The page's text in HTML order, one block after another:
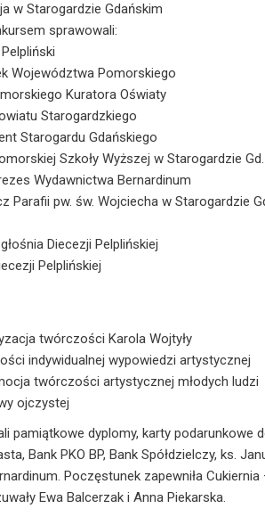
w Starogardzie Gdańskim
sprawowali:
Województwa Pomorskiego
Kuratora Oświaty
Starogardzkiego
Starogardu Gdańskiego
Szkoły Wyższej w Starogardzie Gd.
Wydawnictwa Bernardinum
Parafii pw. św. Wojciecha w Starogardzie
Diecezji Pelplińskiej
Pelplińskiej
twórczości Karola Wojtyły
indywidualnej wypowiedzi artystycznej
twórczości artystycznej młodych ludzi
ojczystej
pamiątkowe dyplomy, karty podarunkowe
Bank PKO BP, Bank Spółdzielczy, ks.
Poczęstunek zapewniła Cukiernia
Ewa Balcerzak i Anna Piekarska.